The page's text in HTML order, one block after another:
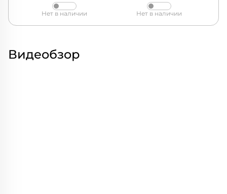
Нет в наличии Нет в наличии
Видеобзор